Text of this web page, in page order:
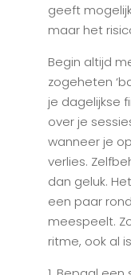
geeft
maar het
Begin altijd
zogeheten
je dagelijkse
over je
wanneer je
verlies.
dan geluk.
een paar
meespeelt.
ritme, ook al